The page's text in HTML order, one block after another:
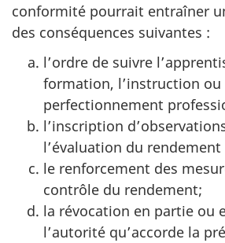
conformité pourrait entraîner
des conséquences suivantes :
l’ordre de suivre
formation, l’instruction ou
perfectionnement
l’inscription
l’évaluation du
le renforcement des
contrôle du rendement;
la révocation en partie ou
l’autorité qu’accorde la